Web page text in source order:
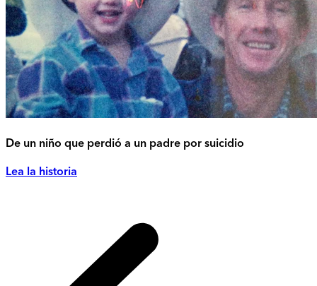
De un niño que perdió a un padre por suicidio
Lea la historia